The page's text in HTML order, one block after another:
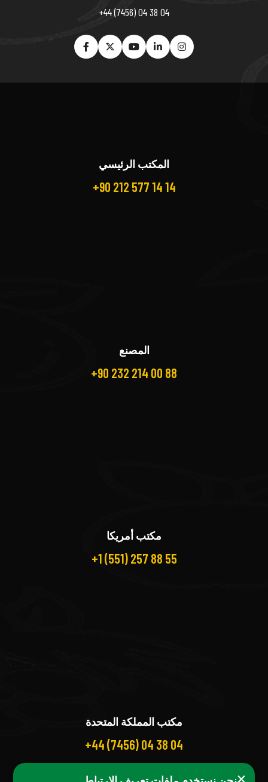
+44 (7456) 04 38 04
المكتب الرئيسي
+90 212 577 14 14
المصنع
+90 232 214 00 88
مكتب أمريكا
+1 (551) 257 88 55
مكتب المملكة المتحدة
+44 (7456) 04 38 04